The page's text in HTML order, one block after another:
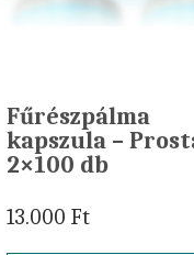
Fűrészpálma
kapszula –
2×100 db
13.000 Ft